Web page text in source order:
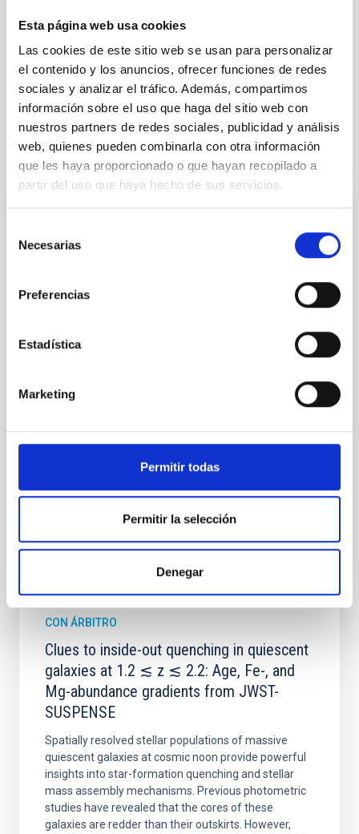
Esta página web usa cookies
Las cookies de este sitio web se usan para personalizar
el contenido y los anuncios, ofrecer funciones de redes
sociales y analizar el tráfico. Además, compartimos
información sobre el uso que haga del sitio web con
nuestros partners de redes sociales, publicidad y análisis
web, quienes pueden combinarla con otra información
que les haya proporcionado o que hayan recopilado a
partir del uso que haya hecho de sus servicios.
Necesarias
Preferencias
Estadística
Marketing
Permitir todas
Permitir la selección
Denegar
La Vía Láctea y el Grupo Local (MWLG)
Física estelar e interestelar (FEEI)
Catálogos
Cartografiados
Te puede interesar
CON ÁRBITRO
Magnetic Field Alignment with Dense
Cores in the Transition between Cloud and
In a magnetically dominated model of star formation,
field orientation of star-forming dense cores and the
cloud-scale magnetic field. A. Pandhi et al. showed
their angular momentum vectors appear random
Yin, Sean et al.
Fecha de publicación: 5 2026
BIBCODE 2026APJ..1003...83Y
NÚMERO DE CITAS 0
CON ÁRBITRO
Clues to inside-out quenching in quiescent
galaxies at 1.2 ≲ z ≲ 2.2: Age, Fe-, and
Mg-abundance gradients from JWST-
SUSPENSE
Spatially resolved stellar populations of massive
quiescent galaxies at cosmic noon provide powerful
insights into star-formation quenching and stellar
mass assembly mechanisms. Previous photometric
studies have revealed that the cores of these
galaxies are redder than their outskirts. However,